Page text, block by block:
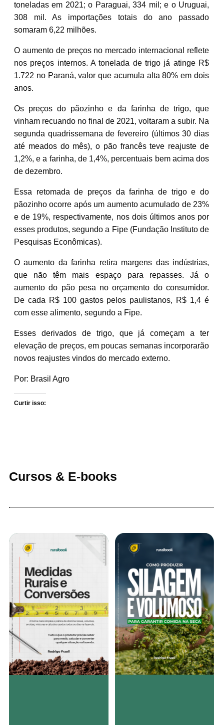
toneladas em 2021; o Paraguai, 334 mil; e o Uruguai,
308 mil. As importações totais do ano passado
somaram 6,22 milhões.
O aumento de preços no mercado internacional reflete
nos preços internos. A tonelada de trigo já atinge R$
1.722 no Paraná, valor que acumula alta 80% em dois
anos.
Os preços do pãozinho e da farinha de trigo, que
vinham recuando no final de 2021, voltaram a subir. Na
segunda quadrissemana de fevereiro (últimos 30 dias
até meados do mês), o pão francês teve reajuste de
1,2%, e a farinha, de 1,4%, percentuais bem acima dos
de dezembro.
Essa retomada de preços da farinha de trigo e do
pãozinho ocorre após um aumento acumulado de 23%
e de 19%, respectivamente, nos dois últimos anos por
esses produtos, segundo a Fipe (Fundação Instituto de
Pesquisas Econômicas).
O aumento da farinha retira margens das indústrias,
que não têm mais espaço para repasses. Já o
aumento do pão pesa no orçamento do consumidor.
De cada R$ 100 gastos pelos paulistanos, R$ 1,4 é
com esse alimento, segundo a Fipe.
Esses derivados de trigo, que já começam a ter
elevação de preços, em poucas semanas incorporarão
novos reajustes vindos do mercado externo.
Por: Brasil Agro
Curtir isso:
Cursos & E-books